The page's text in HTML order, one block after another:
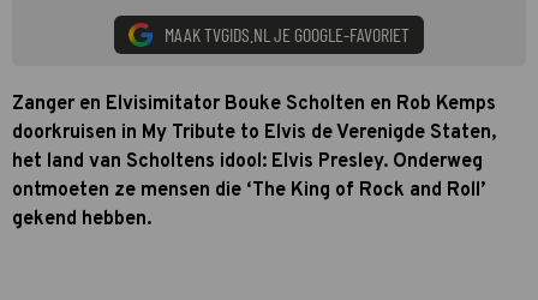
MAAK TVGIDS.NL JE GOOGLE-FAVORIET
Zanger en Elvisimitator Bouke Scholten en Rob Kemps
doorkruisen in My Tribute to Elvis de Verenigde Staten,
het land van Scholtens idool: Elvis Presley. Onderweg
ontmoeten ze mensen die ‘The King of Rock and Roll’
gekend hebben.